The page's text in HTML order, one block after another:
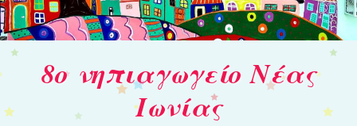
8ο νηπιαγωγείο Νέας
Ιωνίας